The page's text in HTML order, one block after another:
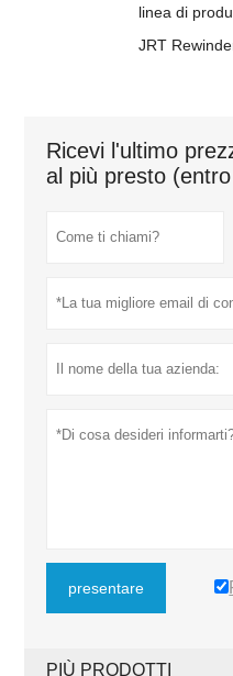
linea di
JRT
Ricevi l'ultimo
al più presto
presentare
PIÙ PRODOTTI